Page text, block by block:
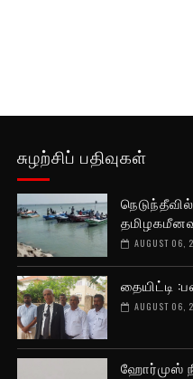
சுழற்சிப் பதிவுகள்
AUGUST 06,
தையிட்டி
AUGUST 06,
ஹோர்முஸ்